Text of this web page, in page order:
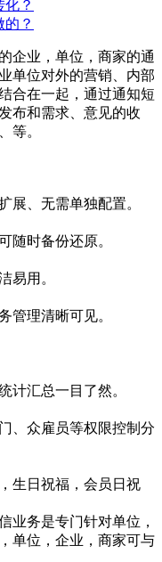
？
？
企业，单位，商家的通
单位对外的营销、内部
合在一起，通过通知短
布和需求、意见的收
等。
展、无需单独配置。
随时备份还原。
易用。
管理清晰可见。
计汇总一目了然。
、众雇员等权限控制分
生日祝福，会员日祝
业务是专门针对单位，
单位，企业，商家可与